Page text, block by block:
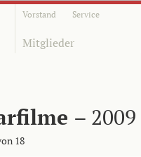
Vorstand Service
Mitglieder
– 2009
18